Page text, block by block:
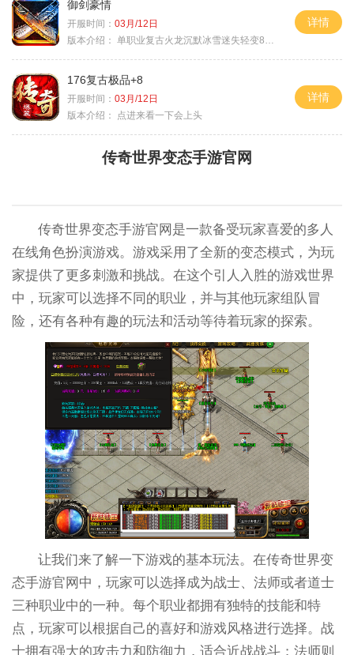
御剑豪情
开服时间： 03月/12日
版本介绍： 单职业复古火龙沉默冰雪迷失轻变8085
详情
176复古极品+8
开服时间： 03月/12日
版本介绍：
点进来看一下会上头
详情
传奇世界变态手游官网
传奇世界变态手游官网是一款备受玩家喜爱的多人
在线角色扮演游戏。游戏采用了全新的变态模式，为玩
家提供了更多刺激和挑战。在这个引人入胜的游戏世界
中，玩家可以选择不同的职业，并与其他玩家组队冒
险，还有各种有趣的玩法和活动等待着玩家的探索。
让我们来了解一下游戏的基本玩法。在传奇世界变
态手游官网中，玩家可以选择成为战士、法师或者道士
三种职业中的一种。每个职业都拥有独特的技能和特
点，玩家可以根据自己的喜好和游戏风格进行选择。战
士拥有强大的攻击力和防御力，适合近战战斗；法师则